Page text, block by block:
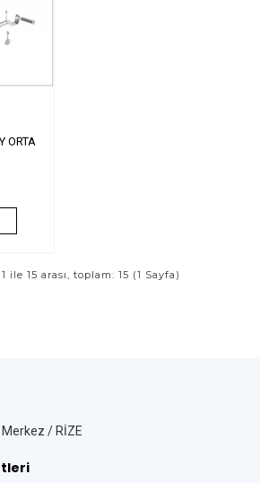
ORTA
ile 15 arası, toplam: 15 (1 Sayfa)
/ RİZE